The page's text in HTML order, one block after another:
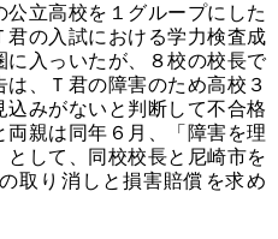
立高校を１グループにした
の入試における学力検査成
に入っいたが、８校の校長で
、Ｔ君の障害のため高校３
みがないと判断して不合格
親は同年６月、「障害を理
して、同校校長と尼崎市を
取り消しと損害賠償を求め